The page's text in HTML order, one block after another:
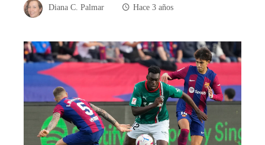
Diana C. Palmar Hace 3 años